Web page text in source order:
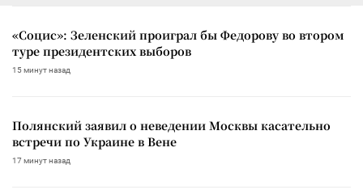
«Социс»: Зеленский проиграл бы Федорову во втором
туре президентских выборов
15 минут назад
Полянский заявил о неведении Москвы касательно
встречи по Украине в Вене
17 минут назад